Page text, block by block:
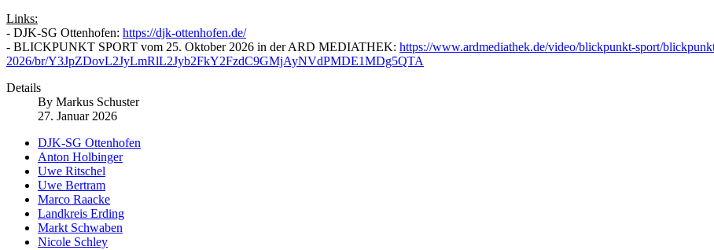
Links:
- DJK-SG Ottenhofen: https://djk-ottenhofen.de/
- BLICKPUNKT SPORT vom 25. Oktober 2026 in der ARD MEDIATHEK: https://www.ardmediathek.de/video/blickpunkt-sport/
2026/br/Y3JpZDovL2JyLmRlL2Jyb2FkY2FzdC9GMjAyNVdPMDE1MDg5QTA
Details
By Markus Schuster
27. Januar 2026
DJK-SG Ottenhofen
Anton Holbinger
Uwe Ritschel
Uwe Bertram
Marco Raacke
Landkreis Erding
Markt Schwaben
Nicole Schley